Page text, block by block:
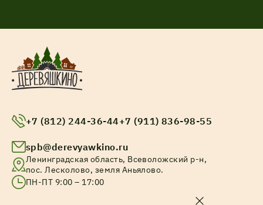
+7 (812) 244-36-44+7 (911) 836-98-55
spb@derevyawkino.ru
Ленинградская область, Всеволожский р-н,
пос. Лесколово, земля Аньялово.
ПН-ПТ 9:00 – 17:00